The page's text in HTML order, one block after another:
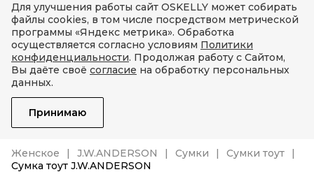
Для улучшения работы сайт OSKELLY может собирать
файлы cookies, в том числе посредством метрической
программы «Яндекс метрика». Обработка
осуществляется согласно условиям Политики
конфиденциальности. Продолжая работу с Сайтом,
Вы даёте своё согласие на обработку персональных
данных.
Принимаю
Женское J.W.ANDERSON Сумки
Сумки тоут
Сумка тоут J.W.ANDERSON